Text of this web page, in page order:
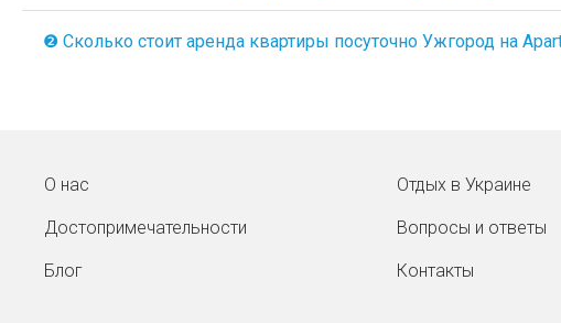
❷ Сколько стоит аренда квартиры посуточно Ужгород на
О нас
Достопримечательности
Блог
Отдых в Украине
Вопросы и ответы
Контакты